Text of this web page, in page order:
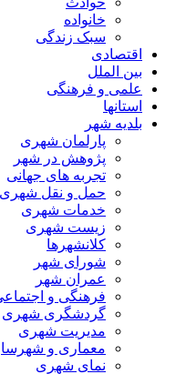
خانواده
سبک زندگی
اقتصادی
بین الملل
علمی و فرهنگی
استانها
بلدیه شهر
پارلمان شهری
پژوهش در شهر
تجربه های جهانی
حمل و نقل شهری
خدمات شهری
زیست شهری
کلانشهرها
شورای شهر
عمران شهر
فرهنگی و
گردشگری شهری
مدیریت شهری
معماری و
نمای شهری